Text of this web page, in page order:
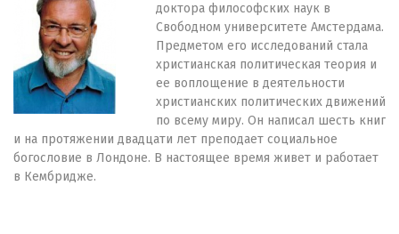
доктора философских наук в
Свободном университете Амстердама.
Предметом его исследований стала
христианская политическая теория и
ее воплощение в деятельности
христианских политических движений
по всему миру. Он написал шесть книг
и на протяжении двадцати лет преподает социальное
богословие в Лондоне. В настоящее время живет и работает
в Кембридже.